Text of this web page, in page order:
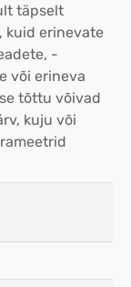
täpselt
kuid erinevate
-
või erineva
tõttu võivad
kuju või